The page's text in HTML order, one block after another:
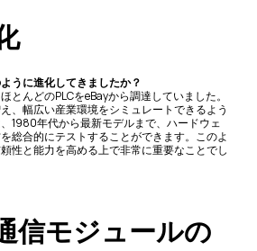
うに進化してきましたか？
とんどのPLCをeBayから調達していました。
、幅広い産業環境をシミュレートできるよう
1980年代から最新モデルまで、ハードウェ
総合的にテストすることができます。このよ
性と能力を高める上で非常に重要なことでし
信モジュールの